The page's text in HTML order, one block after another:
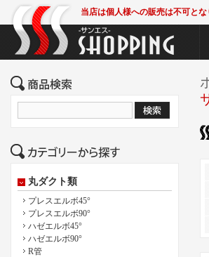
当店は個人様への販売は不可とな
丸ダクト類
プレスエルボ45°
プレスエルボ90°
ハゼエルボ45°
ハゼエルボ90°
R管